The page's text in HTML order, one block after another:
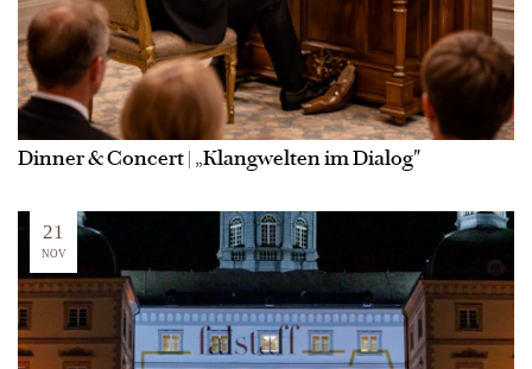
Dinner & Concert | „Klangwelten im Dialog"
21
NOV